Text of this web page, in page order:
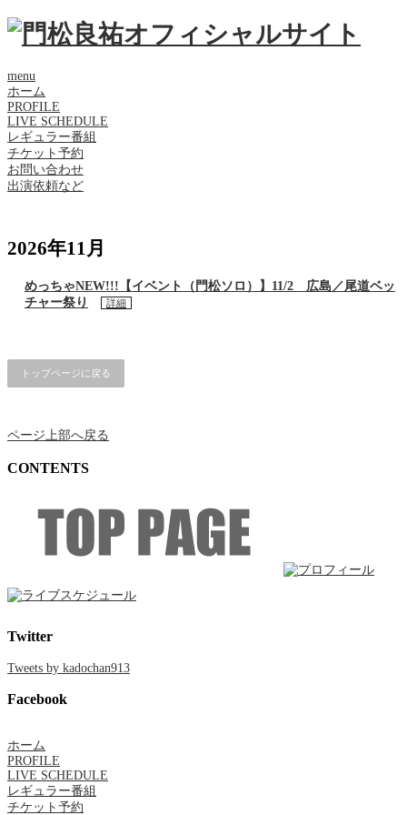
menu
ホーム
PROFILE
LIVE SCHEDULE
レギュラー番組
チケット予約
お問い合わせ
出演依頼など
2026年11月
めっちゃNEW!!!【イベント（門松ソロ）】11/2 広島／尾道ベッ
チャー祭り
詳細
トップページに戻る
ページ上部へ戻る
CONTENTS
Twitter
Tweets by kadochan913
Facebook
ホーム
PROFILE
LIVE SCHEDULE
レギュラー番組
チケット予約